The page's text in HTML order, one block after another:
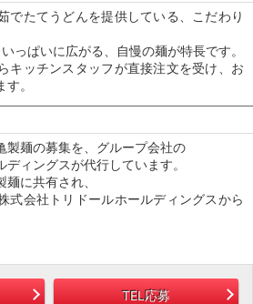
でたてうどんを提供している、こだわり
っぱいに広がる、自慢の麺が特長です。
キッチンスタッフが直接注文を受け、お
。
製麺の募集を、グループ会社の
ィングスが代行しています。
に共有され、
式会社トリドールホールディングスから
TEL応募